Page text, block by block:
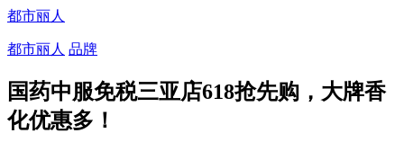
都市丽人
都市丽人 品牌
国药中服免税三亚店618抢先购，大牌香
化优惠多！